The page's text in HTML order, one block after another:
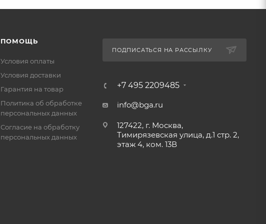
ПОМОЩЬ
Условия оплаты
Условия доставки
Гарантия на товар
Политика об обработке
персональных данных
Согласие на обработку
персональных данных
ПОДПИСАТЬСЯ НА РАССЫЛКУ
+7 495 2209485
info@bga.ru
127422, г. Москва,
Тимирязевская улица, д.1 стр. 2,
этаж 4, ком. 13В